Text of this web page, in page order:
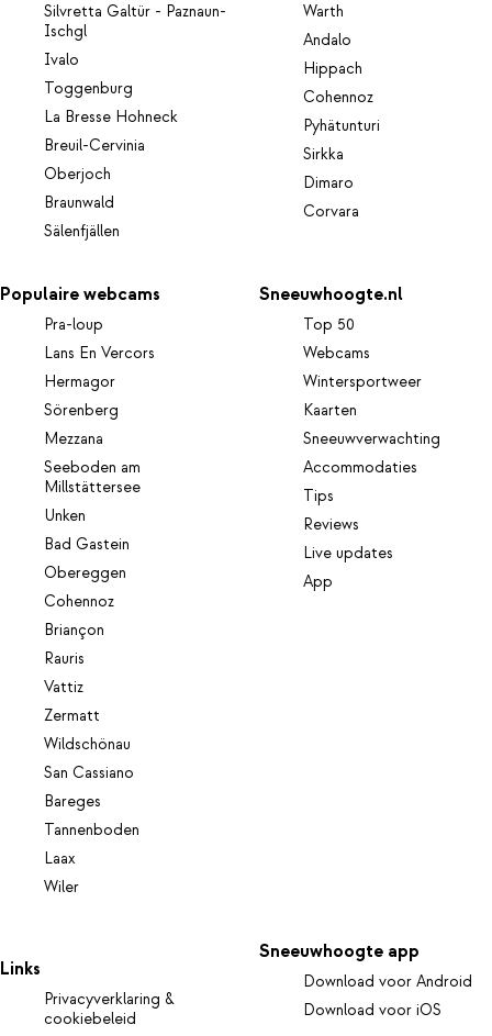
Silvretta Galtür - Paznaun-
Ischgl
Ivalo
Toggenburg
La Bresse Hohneck
Breuil-Cervinia
Oberjoch
Braunwald
Sälenfjällen
Warth
Andalo
Hippach
Cohennoz
Pyhätunturi
Sirkka
Dimaro
Corvara
Populaire webcams
Pra-loup
Lans En Vercors
Hermagor
Sörenberg
Mezzana
Seeboden am
Millstättersee
Unken
Bad Gastein
Obereggen
Cohennoz
Briançon
Rauris
Vattiz
Zermatt
Wildschönau
San Cassiano
Bareges
Tannenboden
Laax
Wiler
Sneeuwhoogte.nl
Top 50
Webcams
Wintersportweer
Kaarten
Sneeuwverwachting
Accommodaties
Tips
Reviews
Live updates
App
Links
Privacyverklaring &
cookiebeleid
Sneeuwhoogte app
Download voor Android
Download voor iOS